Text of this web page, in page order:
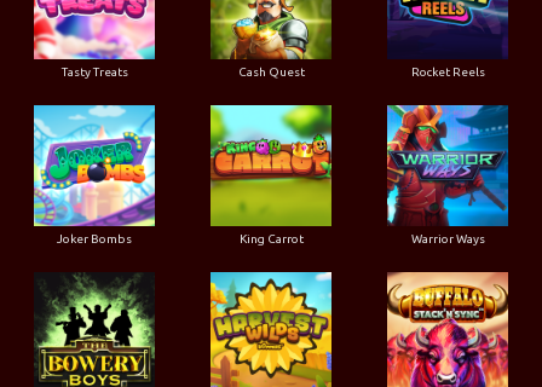
Tasty Treats Cash Quest Rocket Reels
Joker Bombs King Carrot Warrior Ways